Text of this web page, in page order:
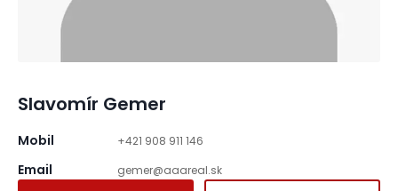
Slavomír Gemer
Mobil +421 908 911 146
Email gemer@aaareal.sk